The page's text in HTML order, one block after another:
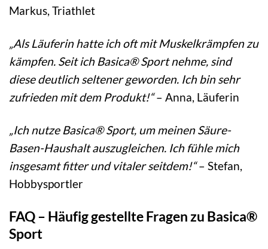
Markus, Triathlet
„Als Läuferin hatte ich oft mit Muskelkrämpfen zu
kämpfen. Seit ich Basica® Sport nehme, sind
diese deutlich seltener geworden. Ich bin sehr
zufrieden mit dem Produkt!“– Anna, Läuferin
„Ich nutze Basica® Sport, um meinen Säure-
Basen-Haushalt auszugleichen. Ich fühle mich
insgesamt fitter und vitaler seitdem!“– Stefan,
Hobbysportler
FAQ – Häufig gestellte Fragen zu Basica®
Sport